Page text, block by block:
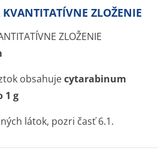
ZLOŽENIE
ZLOŽENIE
obsahujecytarabinum
1 g
látok, pozri časť 6.1.